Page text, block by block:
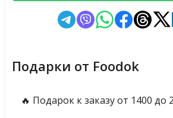
Подарки от Foodok
🔥 Подарок к заказу от 1400 до